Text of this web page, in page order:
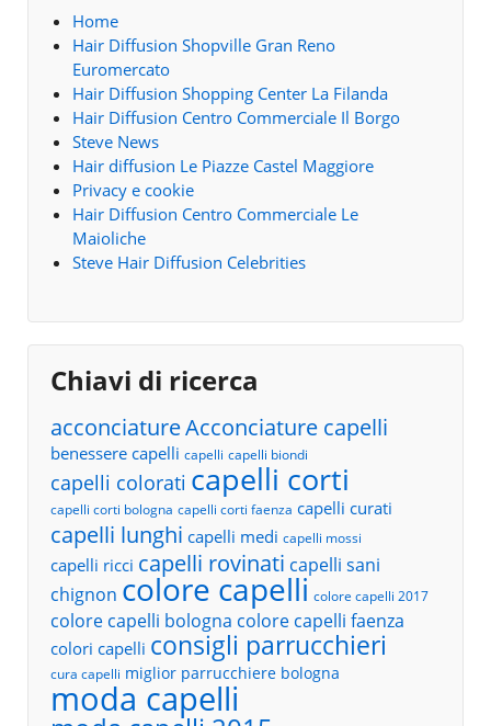
Home
Hair Diffusion Shopville Gran Reno
Euromercato
Hair Diffusion Shopping Center La Filanda
Hair Diffusion Centro Commerciale Il Borgo
Steve News
Hair diffusion Le Piazze Castel Maggiore
Privacy e cookie
Hair Diffusion Centro Commerciale Le
Maioliche
Steve Hair Diffusion Celebrities
Chiavi di ricerca
acconciatureAcconciature capelli
benessere capelli capelli capelli biondi
capelli colorati capelli corti
capelli corti bologna capelli corti faenza capelli curati
capelli lunghi capelli medi capelli mossi
capelli ricci capelli rovinati capelli sani
chignon colore capelli colore capelli 2017
colore capelli bologna colore capelli faenza
colori capelli consigli parrucchieri
cura capelli miglior parrucchiere bologna
moda capelli